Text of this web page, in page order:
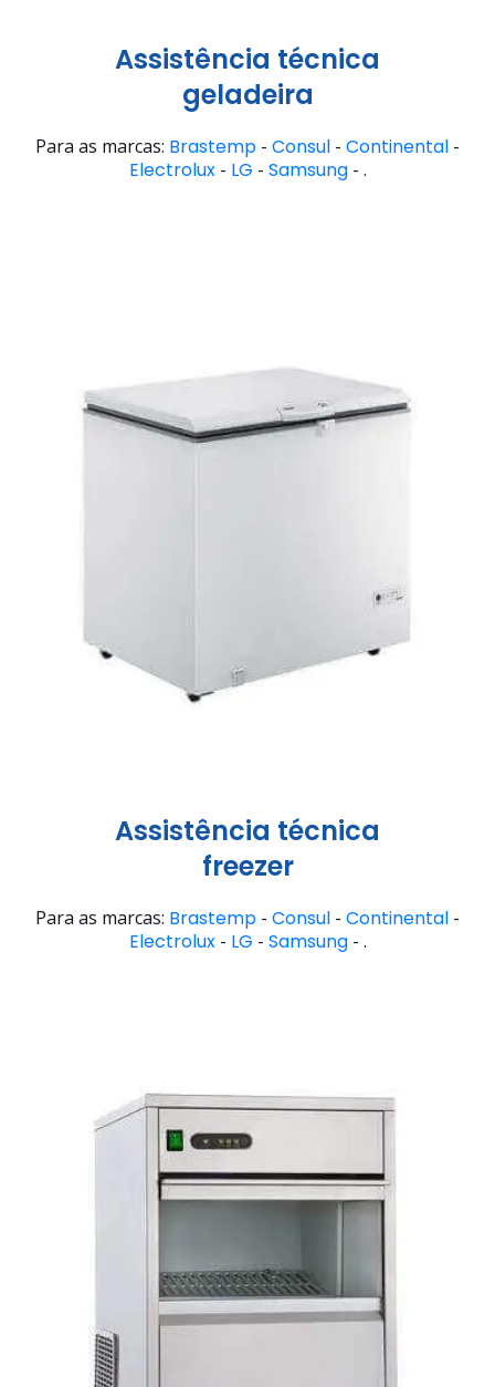
Assistência técnica
geladeira
Para as marcas: Brastemp - Consul - Continental -
Electrolux- LG - Samsung- .
Assistência técnica
freezer
Para as marcas: Brastemp - Consul - Continental -
Electrolux- LG - Samsung- .